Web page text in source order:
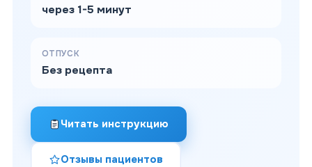
через 1-5 минут
ОТПУСК
Без рецепта
Читать инструкцию
Отзывы пациентов